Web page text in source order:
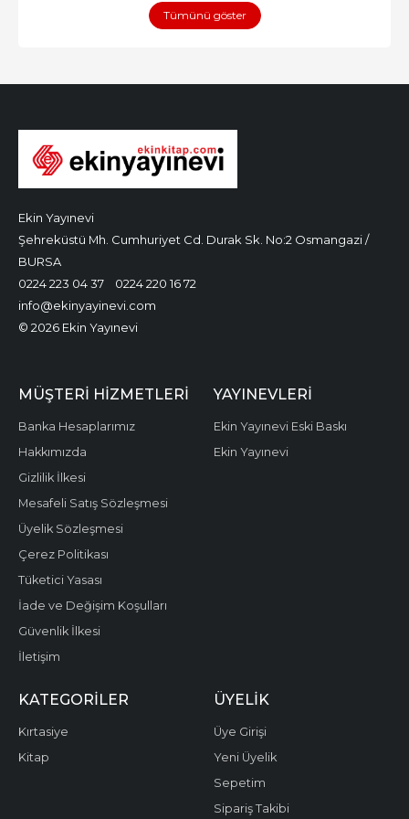
Tümünü göster
Ekin Yayınevi
Şehreküstü Mh. Cumhuriyet Cd. Durak Sk. No:2 Osmangazi /
BURSA
0224 223 04 37
0224 220 16 72
info@ekinyayinevi.com
© 2026 Ekin Yayınevi
MÜŞTERI HIZMETLERI
Banka Hesaplarımız
Hakkımızda
Gizlilik İlkesi
Mesafeli Satış Sözleşmesi
Üyelik Sözleşmesi
Çerez Politikası
Tüketici Yasası
İade ve Değişim Koşulları
Güvenlik İlkesi
İletişim
YAYINEVLERI
Ekin Yayınevi Eski Baskı
Ekin Yayınevi
KATEGORILER
Kırtasiye
Kitap
ÜYELIK
Üye Girişi
Yeni Üyelik
Sepetim
Sipariş Takibi